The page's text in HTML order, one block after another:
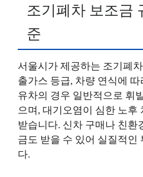
조기폐차 보조금
준
서울시가 제공하는 조기폐
출가스 등급, 차량 연식에
유차의 경우 일반적으로 휘
으며, 대기오염이 심한 노후
받습니다. 신차 구매나 친환
금도 받을 수 있어 실질적인
다.